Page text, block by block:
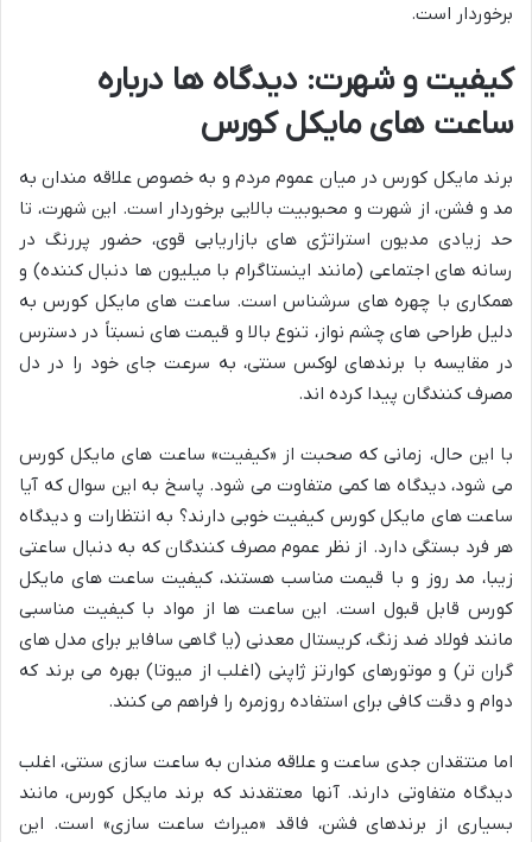
برخوردار است.
کیفیت و شهرت: دیدگاه ها درباره
ساعت های مایکل کورس
برند مایکل کورس در میان عموم مردم و به خصوص علاقه مندان به
مد و فشن، از شهرت و محبوبیت بالایی برخوردار است. این شهرت، تا
حد زیادی مدیون استراتژی های بازاریابی قوی، حضور پررنگ در
رسانه های اجتماعی (مانند اینستاگرام با میلیون ها دنبال کننده) و
همکاری با چهره های سرشناس است. ساعت های مایکل کورس به
دلیل طراحی های چشم نواز، تنوع بالا و قیمت های نسبتاً در دسترس
در مقایسه با برندهای لوکس سنتی، به سرعت جای خود را در دل
مصرف کنندگان پیدا کرده اند.
با این حال، زمانی که صحبت از «کیفیت» ساعت های مایکل کورس
می شود، دیدگاه ها کمی متفاوت می شود. پاسخ به این سوال که آیا
ساعت های مایکل کورس کیفیت خوبی دارند؟ به انتظارات و دیدگاه
هر فرد بستگی دارد. از نظر عموم مصرف کنندگان که به دنبال ساعتی
زیبا، مد روز و با قیمت مناسب هستند، کیفیت ساعت های مایکل
کورس قابل قبول است. این ساعت ها از مواد با کیفیت مناسبی
مانند فولاد ضد زنگ، کریستال معدنی (یا گاهی سافایر برای مدل های
گران تر) و موتورهای کوارتز ژاپنی (اغلب از میوتا) بهره می برند که
دوام و دقت کافی برای استفاده روزمره را فراهم می کنند.
اما منتقدان جدی ساعت و علاقه مندان به ساعت سازی سنتی، اغلب
دیدگاه متفاوتی دارند. آنها معتقدند که برند مایکل کورس، مانند
بسیاری از برندهای فشن، فاقد «میراث ساعت سازی» است. این